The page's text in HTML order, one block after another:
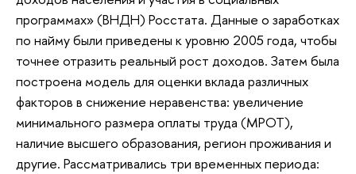
программах» (ВНДН) Росстата. Данные о заработках
по найму были приведены к уровню 2005 года, чтобы
точнее отразить реальный рост доходов. Затем была
построена модель для оценки вклада различных
факторов в снижение неравенства: увеличение
минимального размера оплаты труда (МРОТ),
наличие высшего образования, регион проживания и
другие. Рассматривались три временных периода: